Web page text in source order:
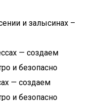
и залысинах –
— создаем
и безопасно